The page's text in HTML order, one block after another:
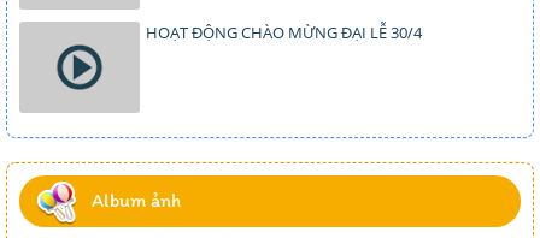
HOẠT ĐỘNG CHÀO MỪNG ĐẠI LỄ 30/4
Album ảnh